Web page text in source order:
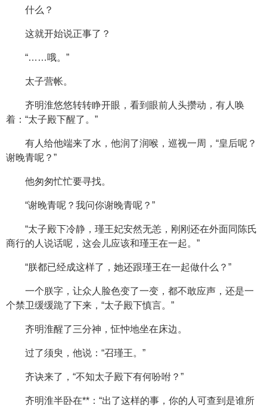
什么？
这就开始说正事了？
“……哦。”
太子营帐。
齐明淮悠悠转转睁开眼，看到眼前人头攒动，有人唤
着：“太子殿下醒了。”
有人给他端来了水，他润了润喉，巡视一周，“皇后呢？
谢晚青呢？”
他匆匆忙忙要寻找。
“谢晚青呢？我问你谢晚青呢？”
“太子殿下冷静，瑾王妃安然无恙，刚刚还在外面同陈氏
商行的人说话呢，这会儿应该和瑾王在一起。”
“朕都已经成这样了，她还跟瑾王在一起做什么？”
一个朕字，让众人脸色变了一变，都不敢应声，还是一
个禁卫缓缓跪了下来，“太子殿下慎言。”
齐明淮醒了三分神，怔忡地坐在床边。
过了须臾，他说：“召瑾王。”
齐诀来了，“不知太子殿下有何吩咐？”
齐明淮半卧在**：“出了这样的事，你的人可查到是谁所